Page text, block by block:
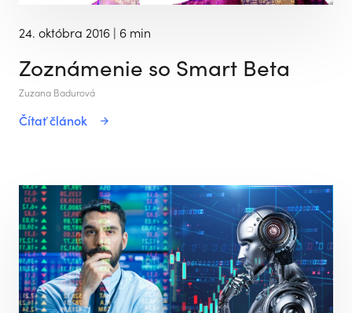
24. októbra 2016 | 6 min
Zoznámenie so Smart Beta
Zuzana Badurová
Čítať článok